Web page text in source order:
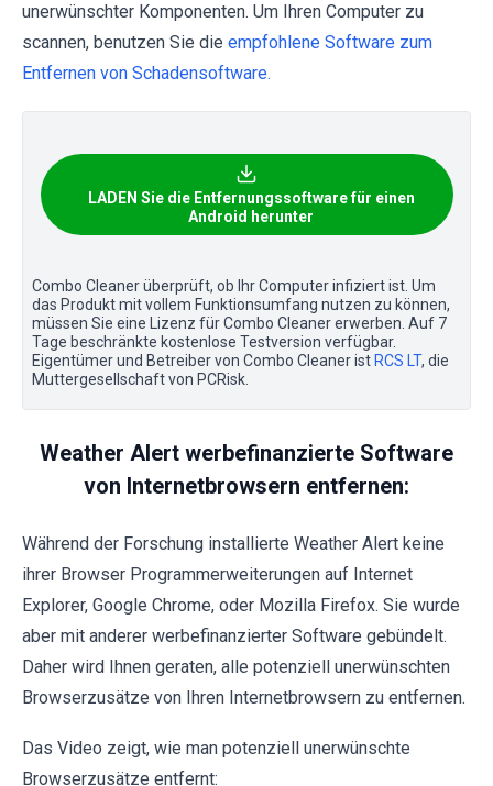
unerwünschter Komponenten. Um Ihren Computer zu
scannen, benutzen Sie die empfohlene Software zum
Entfernen von Schadensoftware.
LADEN Sie die Entfernungssoftware für einen
Android herunter
Combo Cleaner überprüft, ob Ihr Computer infiziert ist. Um
das Produkt mit vollem Funktionsumfang nutzen zu können,
müssen Sie eine Lizenz für Combo Cleaner erwerben. Auf 7
Tage beschränkte kostenlose Testversion verfügbar.
Eigentümer und Betreiber von Combo Cleaner ist RCS LT, die
Muttergesellschaft von PCRisk.
Weather Alert werbefinanzierte Software
von Internetbrowsern entfernen:
Während der Forschung installierte Weather Alert keine
ihrer Browser Programmerweiterungen auf Internet
Explorer, Google Chrome, oder Mozilla Firefox. Sie wurde
aber mit anderer werbefinanzierter Software gebündelt.
Daher wird Ihnen geraten, alle potenziell unerwünschten
Browserzusätze von Ihren Internetbrowsern zu entfernen.
Das Video zeigt, wie man potenziell unerwünschte
Browserzusätze entfernt: